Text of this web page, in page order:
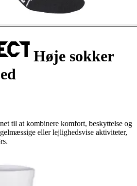
Høje sokker
til at kombinere komfort, beskyttelse og
eller lejlighedsvise aktiviteter,